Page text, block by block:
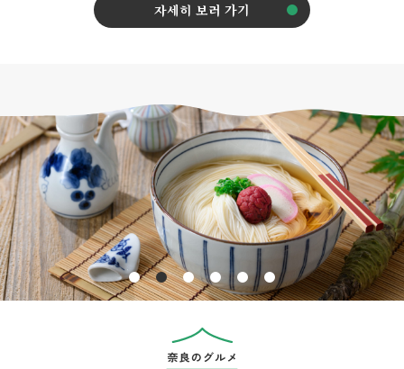
자세히 보러 가기
Previous